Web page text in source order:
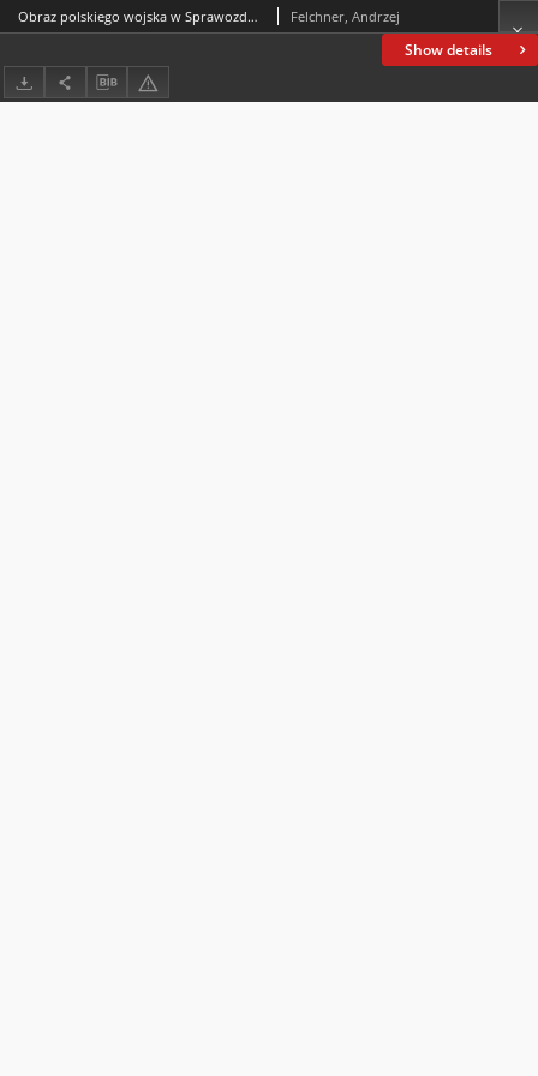
Show details
Obraz polskiego wojska w Sprawozdaniu statystycznym o stanie zdrowotnym armji w okresie dziesięciolecia 1922-1931 Felchner, Andrzej